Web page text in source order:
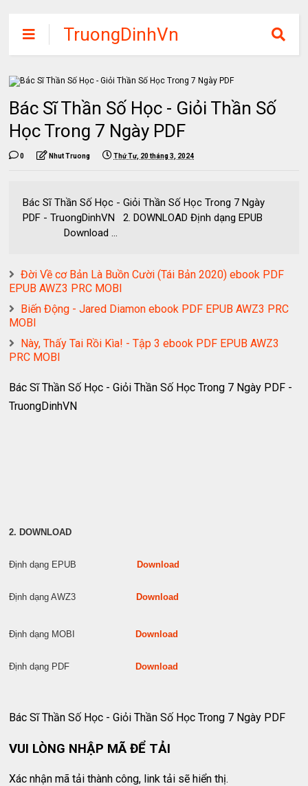
TruongDinhVn
Chia sẽ ebook,
các khóa học,
phần mềm học
tập miễn phí
Bác Sĩ Thần Số Học - Giỏi Thần Số
Học Trong 7 Ngày PDF
0 Nhut Truong Thứ Tư, 20 tháng 3, 2024
Bác Sĩ Thần Số Học - Giỏi Thần Số Học Trong 7 Ngày
PDF - TruongDinhVN 2. DOWNLOAD Định dạng EPUB
Download ...
Đời Về cơ Bản Là Buồn Cười (Tái Bản 2020) ebook PDF
EPUB AWZ3 PRC MOBI
Biến Động - Jared Diamon ebook PDF EPUB AWZ3 PRC
MOBI
Này, Thấy Tai Rồi Kìa! - Tập 3 ebook PDF EPUB AWZ3
PRC MOBI
Bác Sĩ Thần Số Học - Giỏi Thần Số Học Trong 7 Ngày PDF -
TruongDinhVN
2. DOWNLOAD
Định dạng EPUB Download
Định dạng AWZ3 Download
Định dạng MOBI Download
Định dạng PDF Download
Bác Sĩ Thần Số Học - Giỏi Thần Số Học Trong 7 Ngày PDF
VUI LÒNG NHẬP MÃ ĐỂ TẢI
Xác nhận mã tải thành công, link tải sẽ hiển thị.